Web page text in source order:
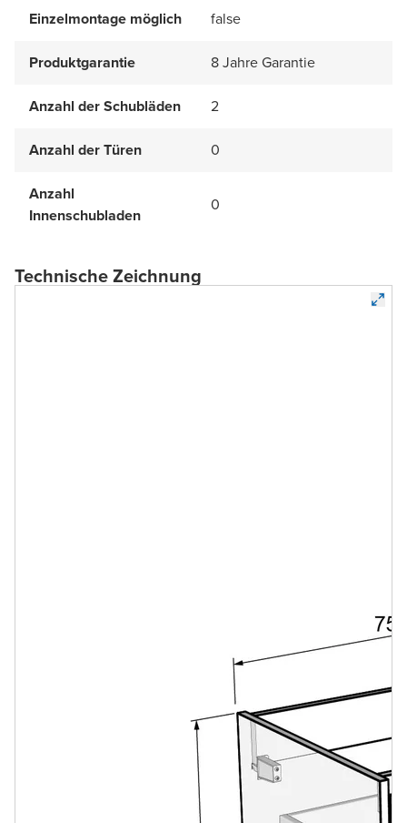
Einzelmontage möglich false
Produktgarantie 8 Jahre Garantie
Anzahl der Schubläden 2
Anzahl der Türen 0
Anzahl
Innenschubladen
0
Technische Zeichnung